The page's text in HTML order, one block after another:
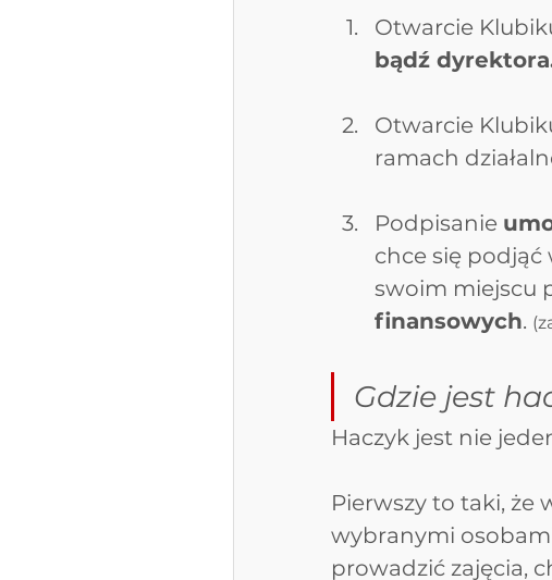
Otwarcie
bądź
Otwarcie
ramach
Podpisanie
chce się podjąć
swoim miejscu
finansowych.
Gdzie jest
Haczyk jest nie
Pierwszy to taki, że
wybranymi
prowadzić zajęcia,